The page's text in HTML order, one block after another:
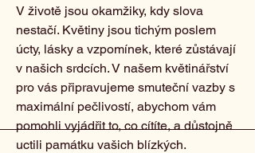
V životě jsou okamžiky, kdy slova
nestačí. Květiny jsou tichým poslem
úcty, lásky a vzpomínek, které zůstávají
v našich srdcích. V našem květinářství
pro vás připravujeme smuteční vazby s
maximální pečlivostí, abychom vám
pomohli vyjádřit to, co cítíte, a důstojně
uctili památku vašich blízkých.